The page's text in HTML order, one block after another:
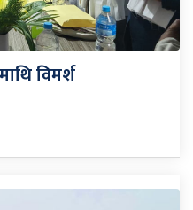
विमर्श